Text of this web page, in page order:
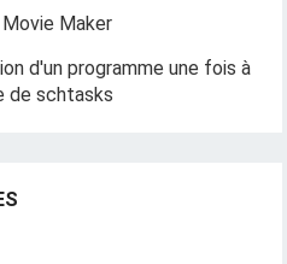
Maker
d'un programme une fois à
de schtasks